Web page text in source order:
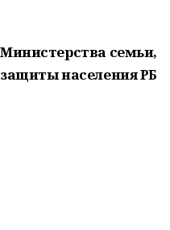
семьи,
населения РБ